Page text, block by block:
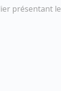
présentant